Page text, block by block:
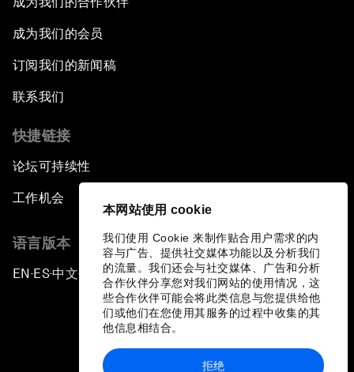
本网站使用 cookie
我们使用 Cookie 来制作贴合用户需求的内
容与广告、提供社交媒体功能以及分析我们
的流量。我们还会与社交媒体、广告和分析
合作伙伴分享您对我们网站的使用情况，这
些合作伙伴可能会将此类信息与您提供给他
们或他们在您使用其服务的过程中收集的其
他信息相结合。
拒绝
成为我们的会员
订阅我们的新闻稿
联系我们
快捷链接
论坛可持续性
工作机会
语言版本
EN ▪ES▪中文▪ 日本語